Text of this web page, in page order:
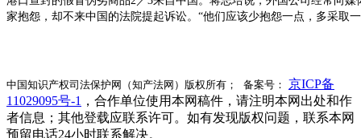
家抱怨，却不来中国的法院提起诉讼。“他们应该少抱怨一点，多采取
中国知识产权司法保护网（知产法网）版权所有； 备案号： 京ICP备
11029095号-1 ，合作单位使用本网稿件，请注明本网出处和作
者信息；其他登载应联系许可。如有发现版权问题，联系本网
预留电话24小时联系解决。